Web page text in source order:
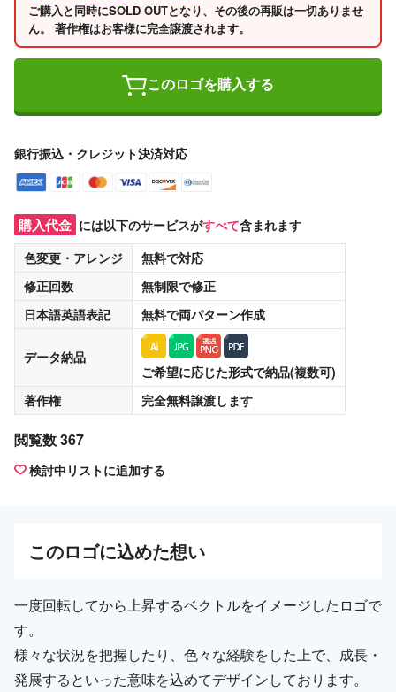
ご購入と同時にSOLD OUTとなり、その後の再販は一切ありませ
ん。 著作権はお客様に完全譲渡されます。
このロゴを購入する
銀行振込・クレジット決済対応
購入代金 には以下のサービスがすべて含まれます
色変更・アレンジ
無料で対応
修正回数
無制限で修正
日本語英語表記
無料で両パターン作成
データ納品
ご希望に応じた形式で納品(複数可)
著作権
完全無料譲渡します
閲覧数 367
検討中リストに追加する
このロゴに込めた想い
一度回転してから上昇するベクトルをイメージしたロゴで
す。
様々な状況を把握したり、色々な経験をした上で、成長・
発展するといった意味を込めてデザインしております。